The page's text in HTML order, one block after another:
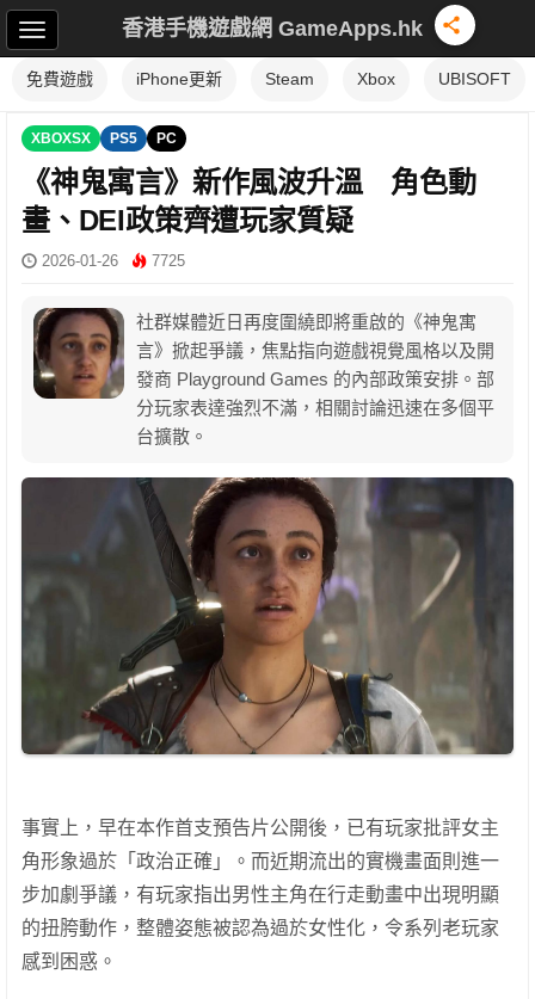
香港手機遊戲網 GameApps.hk
免費遊戲 iPhone更新 Steam Xbox UBISOFT
XBOXSX PS5 PC
《神鬼寓言》新作風波升溫 角色動
畫、DEI政策齊遭玩家質疑
2026-01-26 7725
社群媒體近日再度圍繞即將重啟的《神鬼寓
言》掀起爭議，焦點指向遊戲視覺風格以及開
發商 Playground Games 的內部政策安排。部
分玩家表達強烈不滿，相關討論迅速在多個平
台擴散。
事實上，早在本作首支預告片公開後，已有玩家批評女主
角形象過於「政治正確」。而近期流出的實機畫面則進一
步加劇爭議，有玩家指出男性主角在行走動畫中出現明顯
的扭胯動作，整體姿態被認為過於女性化，令系列老玩家
感到困惑。